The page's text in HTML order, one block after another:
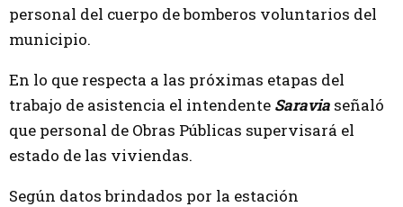
personal del cuerpo de bomberos voluntarios del
municipio.
En lo que respecta a las próximas etapas del
trabajo de asistencia el intendente Saravia señaló
que personal de Obras Públicas supervisará el
estado de las viviendas.
Según datos brindados por la estación